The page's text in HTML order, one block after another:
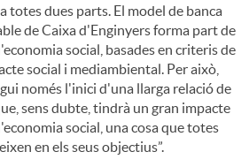
totes dues parts. El model de banca
de Caixa d'Enginyers forma part de
social, basades en criteris de
social i mediambiental. Per això,
només l'inici d'una llarga relació de
sens dubte, tindrà un gran impacte
social, una cosa que totes
en els seus objectius”.